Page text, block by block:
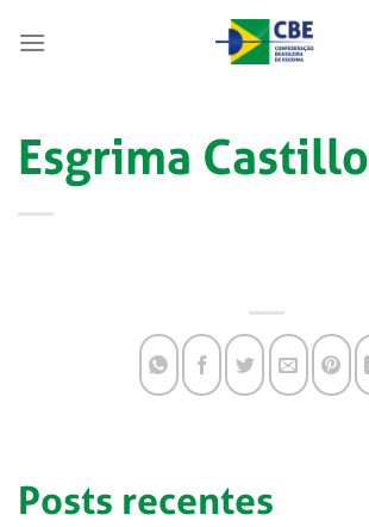
Esgrima Castillo
Posts recentes